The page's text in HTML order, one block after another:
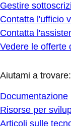
Gestire
Contatta l'ufficio
Contatta
Vedere le offerte
Aiutami a trovare:
Documentazione
Risorse per
Articoli sulle